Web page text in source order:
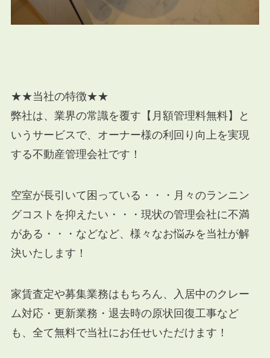
★★当社の特徴★★
弊社は、業界の常識を覆す【月額管理料無料】と
いうサービスで、オーナー様の利回り向上を実現
する不動産管理会社です！
空室が長引いて困っている・・・月々のランニン
グコストを抑えたい・・・現状の管理会社に不満
がある・・・などなど、様々なお悩みを当社が解
決いたします！
家賃査定や募集業務はもちろん、入居中のクレー
ム対応・更新業務・退去時の原状回復工事など
も、全て無料で当社にお任せいただけます！